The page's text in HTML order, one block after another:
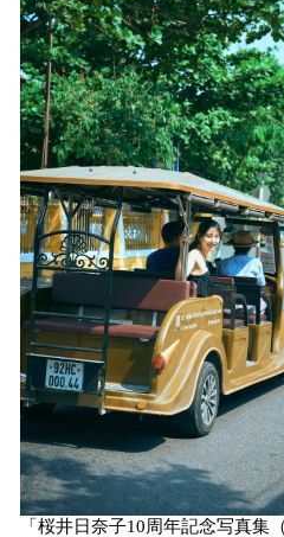
「桜井日奈子10周年記念写真集